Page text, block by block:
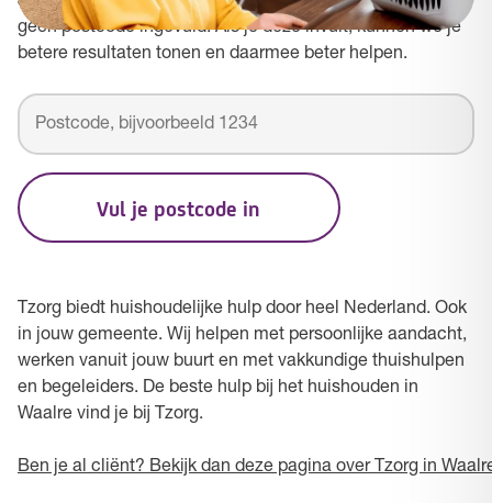
geen postcode ingevuld. Als je deze invult, kunnen we je
betere resultaten tonen en daarmee beter helpen.
Vul je postcode in
Tzorg biedt huishoudelijke hulp door heel Nederland. Ook
in jouw gemeente. Wij helpen met persoonlijke aandacht,
werken vanuit jouw buurt en met vakkundige thuishulpen
en begeleiders. De beste hulp bij het huishouden in
Waalre vind je bij Tzorg.
Ben je al cliënt? Bekijk dan deze pagina over Tzorg in